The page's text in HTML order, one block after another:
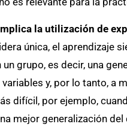
la utilización de
única, el aprendizaje
grupo, es decir, una
y, por lo tanto, a
difícil, por ejemplo,
mejor generalización